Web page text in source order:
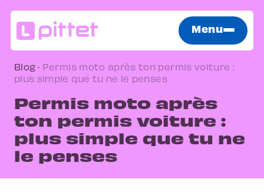
Menu
Blog · Permis moto après ton permis voiture :
plus simple que tu ne le penses
Permis moto après
ton permis voiture :
plus simple que tu ne
le penses